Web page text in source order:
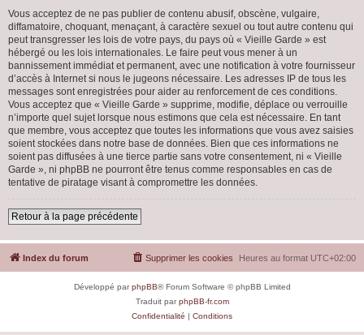
Vous acceptez de ne pas publier de contenu abusif, obscène, vulgaire,
diffamatoire, choquant, menaçant, à caractère sexuel ou tout autre contenu qui
peut transgresser les lois de votre pays, du pays où « Vieille Garde » est
hébergé ou les lois internationales. Le faire peut vous mener à un
bannissement immédiat et permanent, avec une notification à votre fournisseur
d’accès à Internet si nous le jugeons nécessaire. Les adresses IP de tous les
messages sont enregistrées pour aider au renforcement de ces conditions.
Vous acceptez que « Vieille Garde » supprime, modifie, déplace ou verrouille
n’importe quel sujet lorsque nous estimons que cela est nécessaire. En tant
que membre, vous acceptez que toutes les informations que vous avez saisies
soient stockées dans notre base de données. Bien que ces informations ne
soient pas diffusées à une tierce partie sans votre consentement, ni « Vieille
Garde », ni phpBB ne pourront être tenus comme responsables en cas de
tentative de piratage visant à compromettre les données.
Retour à la page précédente
Index du forum Heures au format UTC+02:00
Supprimer les cookies
Développé parphpBB® Forum Software © phpBB Limited
Traduit parphpBB-fr.com
Confidentialité | Conditions